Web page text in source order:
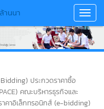
านนา
ประกวดราคาซื้อ
คณะบริหารธุรกิจและ
คาอิเล็กทรอนิกส์ (e-bidding)